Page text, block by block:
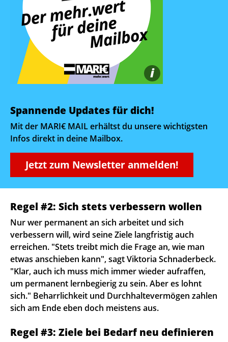
i
Spannende Updates für dich!
Mit der MARI€ MAIL erhältst du unsere wichtigsten
Infos direkt in deine Mailbox.
Jetzt zum Newsletter anmelden!
Regel #2: Sich stets verbessern wollen
Nur wer permanent an sich arbeitet und sich
verbessern will, wird seine Ziele langfristig auch
erreichen. "Stets treibt mich die Frage an, wie man
etwas anschieben kann", sagt Viktoria Schnaderbeck.
"Klar, auch ich muss mich immer wieder aufraffen,
um permanent lernbegierig zu sein. Aber es lohnt
sich." Beharrlichkeit und Durchhaltevermögen zahlen
sich am Ende eben doch meistens aus.
Regel #3: Ziele bei Bedarf neu definieren